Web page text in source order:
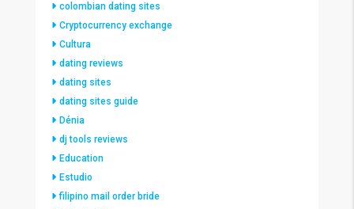
colombian dating sites
Cryptocurrency exchange
Cultura
dating reviews
dating sites
dating sites guide
Dénia
dj tools reviews
Education
Estudio
filipino mail order bride